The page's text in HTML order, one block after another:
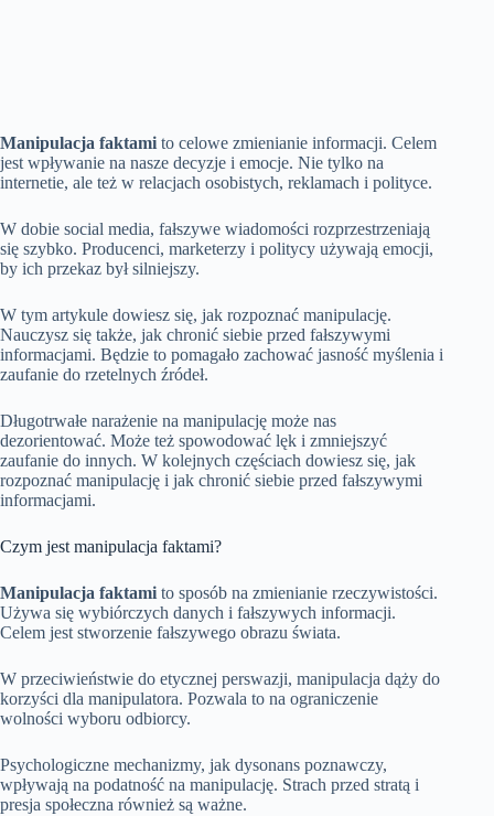
Manipulacja faktami to celowe zmienianie informacji. Celem
jest wpływanie na nasze decyzje i emocje. Nie tylko na
internetie, ale też w relacjach osobistych, reklamach i polityce.
W dobie social media, fałszywe wiadomości rozprzestrzeniają
się szybko. Producenci, marketerzy i politycy używają emocji,
by ich przekaz był silniejszy.
W tym artykule dowiesz się, jak rozpoznać manipulację.
Nauczysz się także, jak chronić siebie przed fałszywymi
informacjami. Będzie to pomagało zachować jasność myślenia i
zaufanie do rzetelnych źródeł.
Długotrwałe narażenie na manipulację może nas
dezorientować. Może też spowodować lęk i zmniejszyć
zaufanie do innych. W kolejnych częściach dowiesz się, jak
rozpoznać manipulację i jak chronić siebie przed fałszywymi
informacjami.
Czym jest manipulacja faktami?
Manipulacja faktami to sposób na zmienianie rzeczywistości.
Używa się wybiórczych danych i fałszywych informacji.
Celem jest stworzenie fałszywego obrazu świata.
W przeciwieństwie do etycznej perswazji, manipulacja dąży do
korzyści dla manipulatora. Pozwala to na ograniczenie
wolności wyboru odbiorcy.
Psychologiczne mechanizmy, jak dysonans poznawczy,
wpływają na podatność na manipulację. Strach przed stratą i
presja społeczna również są ważne.